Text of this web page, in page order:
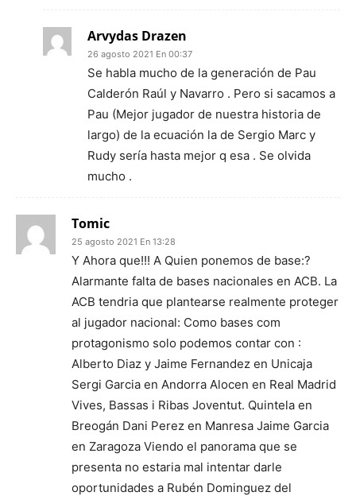
Arvydas Drazen
26 agosto 2021 En 00:37
Se habla mucho de la generación de Pau
Calderón Raúl y Navarro . Pero si sacamos a
Pau (Mejor jugador de nuestra historia de
largo) de la ecuación la de Sergio Marc y
Rudy sería hasta mejor q esa . Se olvida
mucho .
Tomic
25 agosto 2021 En 13:28
Y Ahora que!!! A Quien ponemos de base:?
Alarmante falta de bases nacionales en ACB. La
ACB tendria que plantearse realmente proteger
al jugador nacional: Como bases com
protagonismo solo podemos contar con :
Alberto Diaz y Jaime Fernandez en Unicaja
Sergi Garcia en Andorra Alocen en Real Madrid
Vives, Bassas i Ribas Joventut. Quintela en
Breogán Dani Perez en Manresa Jaime Garcia
en Zaragoza Viendo el panorama que se
presenta no estaria mal intentar darle
oportunidades a Rubén Dominguez del